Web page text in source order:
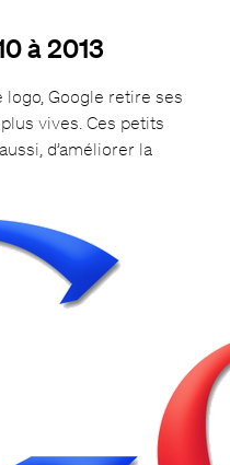
à 2013
Google retire ses
vives. Ces petits
d’améliorer la